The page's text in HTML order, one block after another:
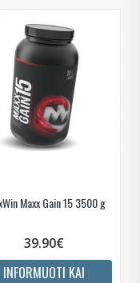
Maxx Gain 15 3500 g
39.90€
INFORMUOTI KAI
galite